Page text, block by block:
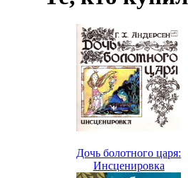
Дочь болотного царя:
Инсценировка